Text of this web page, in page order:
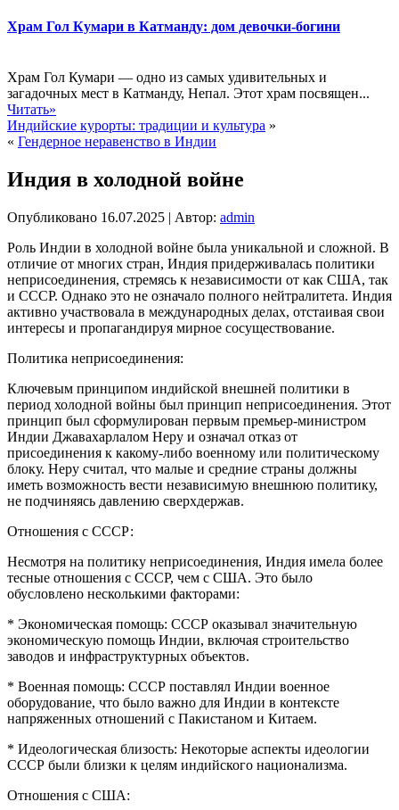
Храм Гол Кумари в Катманду: дом девочки-богини
Храм Гол Кумари — одно из самых удивительных и
загадочных мест в Катманду, Непал. Этот храм посвящен...
Читать»
Индийские курорты: традиции и культура »
« Гендерное неравенство в Индии
Индия в холодной войне
Опубликовано 16.07.2025 | Автор: admin
Роль Индии в холодной войне была уникальной и сложной. В
отличие от многих стран, Индия придерживалась политики
неприсоединения, стремясь к независимости от как США, так
и СССР. Однако это не означало полного нейтралитета. Индия
активно участвовала в международных делах, отстаивая свои
интересы и пропагандируя мирное сосуществование.
Политика неприсоединения:
Ключевым принципом индийской внешней политики в
период холодной войны был принцип неприсоединения. Этот
принцип был сформулирован первым премьер-министром
Индии Джавахарлалом Неру и означал отказ от
присоединения к какому-либо военному или политическому
блоку. Неру считал, что малые и средние страны должны
иметь возможность вести независимую внешнюю политику,
не подчиняясь давлению сверхдержав.
Отношения с СССР:
Несмотря на политику неприсоединения, Индия имела более
тесные отношения с СССР, чем с США. Это было
обусловлено несколькими факторами:
* Экономическая помощь: СССР оказывал значительную
экономическую помощь Индии, включая строительство
заводов и инфраструктурных объектов.
* Военная помощь: СССР поставлял Индии военное
оборудование, что было важно для Индии в контексте
напряженных отношений с Пакистаном и Китаем.
* Идеологическая близость: Некоторые аспекты идеологии
СССР были близки к целям индийского национализма.
Отношения с США: